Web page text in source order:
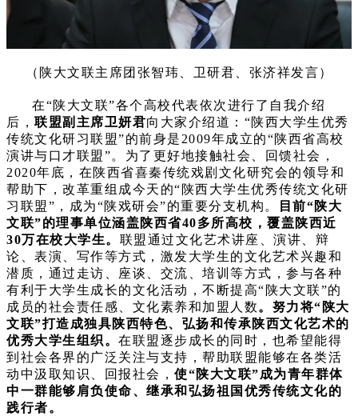
（陕大文联主席团张智玮、卫研君、张济祥发言）
在“陕大文联”各个高校代表依次进行了自我介绍
后， 联盟副主席卫妍君向大家介绍道：“陕西大学生优秀
传统文化研习联盟”的前身是2009年成立的“陕西省高校
演讲与口才联盟”。为了更好地接触社会、回馈社会，
2020年底，在陕西省喜秦传统戏剧文化研究会的领导和
帮助下，改革重组成今天的“陕西大学生优秀传统文化研
习联盟”，成为“陕戏研会”的重要分支机构。
目前“陕大
文联”的理事单位涵盖陕西省40多所高校，覆盖陕西近
30万在校大学生。 联盟通过文化艺术讲座、演讲、辩
论、表演、写作等方式，激发大学生的文化艺术兴趣和
潜质，通过走访、座谈、交流、培训等方式，参与各种
有利于大学生成长的文化活动，不断提高“陕大文联”的
成员的社会责任感、文化素养和加盟人数。努力将“陕大
文联”打造成独具陕西特色、弘扬和传承陕西文化艺术的
优秀大学生组织。 在联盟逐步成长的同时，也希望能得
到社会各界的广泛关注与支持，帮助联盟能够在各类活
动中汲取知识、回报社会， 使“陕大文联”成为青年群体
中一群能够肩负使命、继承和弘扬祖国优秀传统文化的
践行者。